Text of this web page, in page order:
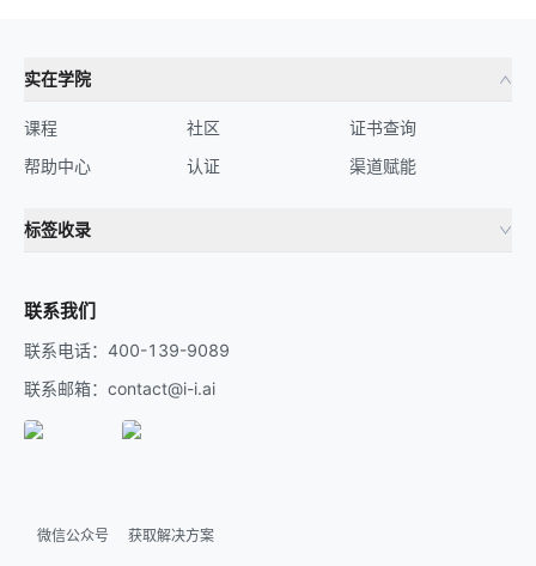
实在学院
课程
帮助中心
社区
认证
证书查询
渠道赋能
标签收录
联系我们
联系电话：400-139-9089
联系邮箱：contact@i-i.ai
微信公众号 获取解决方案